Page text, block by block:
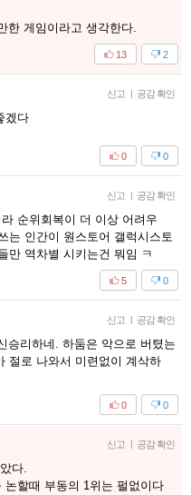
한 게임이라고 생각한다.
2
13
신고 | 공감 확인
겠다
0
0
신고 | 공감 확인
순위회복이 더 이상 어려우
는 인간이 원스토어 갤럭시스토
만 역차별 시키는건 뭐임 ㅋ
0
5
신고 | 공감 확인
승리하네. 하둠은 악으로 버텼는
절로 나와서 미련없이 계삭하
0
0
신고 | 공감 확인
다.
할때 부동의 1위는 펄없이다